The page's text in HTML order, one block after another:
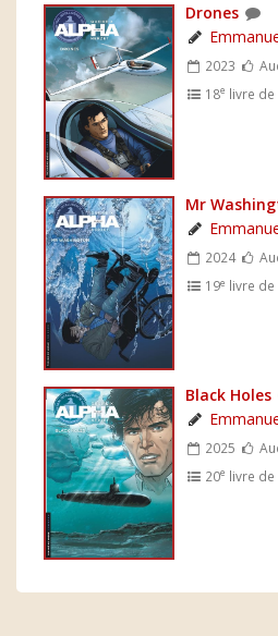
Drones
2023
18e livre de
Mr
2024
19e livre de
Black Holes
2025
20e livre de